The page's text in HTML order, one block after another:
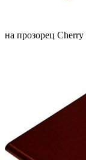
на прозорец Cherry